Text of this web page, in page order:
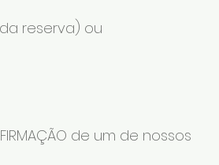
da reserva) ou
de um de nossos